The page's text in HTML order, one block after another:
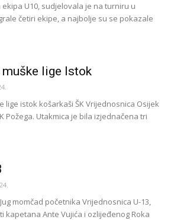
U10, sudjelovala je na turniru u
četiri ekipe, a najbolje su se pokazale
lige Istok
lige istok košarkaši ŠK Vrijednosnica Osijek
Požega. Utakmica je bila izjednačena tri
momčad početnika Vrijednosnica U-13,
kapetana Ante Vujića i ozlijeđenog Roka